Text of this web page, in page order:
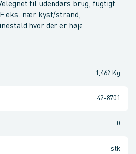
til udendørs brug, fugtigt
nær kyst/strand,
hvor der er høje
1,462 Kg
42-8701
0
stk